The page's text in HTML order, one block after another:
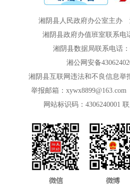
湘阴县人民政府办公室主办
湘阴县政府办值班室联系电
湘阴县数据局联系电话：
湘公网安备
湘阴县互联网违法和不良信息举
举报邮箱：xywx8899@163.com
网站标识码：4306240001